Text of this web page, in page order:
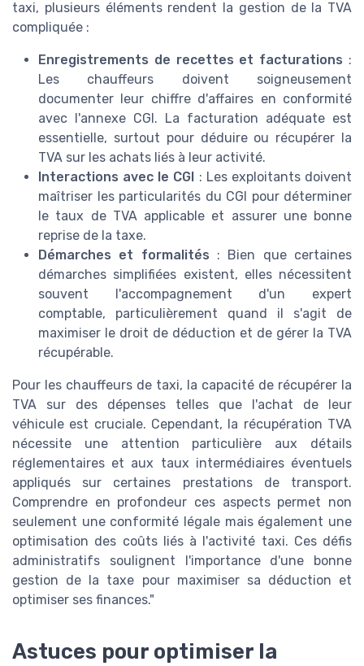
taxi, plusieurs éléments rendent la gestion de la TVA
compliquée :
Enregistrements de recettes et facturations :
Les chauffeurs doivent soigneusement
documenter leur chiffre d'affaires en conformité
avec l'annexe CGI. La facturation adéquate est
essentielle, surtout pour déduire ou récupérer la
TVA sur les achats liés à leur activité.
Interactions avec le CGI : Les exploitants doivent
maîtriser les particularités du CGI pour déterminer
le taux de TVA applicable et assurer une bonne
reprise de la taxe.
Démarches et formalités : Bien que certaines
démarches simplifiées existent, elles nécessitent
souvent l'accompagnement d'un expert
comptable, particulièrement quand il s'agit de
maximiser le droit de déduction et de gérer la TVA
récupérable.
Pour les chauffeurs de taxi, la capacité de récupérer la
TVA sur des dépenses telles que l'achat de leur
véhicule est cruciale. Cependant, la récupération TVA
nécessite une attention particulière aux détails
réglementaires et aux taux intermédiaires éventuels
appliqués sur certaines prestations de transport.
Comprendre en profondeur ces aspects permet non
seulement une conformité légale mais également une
optimisation des coûts liés à l'activité taxi. Ces défis
administratifs soulignent l'importance d'une bonne
gestion de la taxe pour maximiser sa déduction et
optimiser ses finances."
Astuces pour optimiser la